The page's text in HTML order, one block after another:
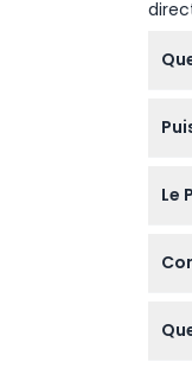
de
Le